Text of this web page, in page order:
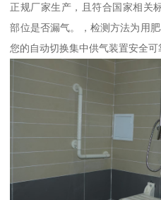
正规厂家生产，且符合国家相关
部位是否漏气。，检测方法为用
您的自动切换集中供气装置安全可